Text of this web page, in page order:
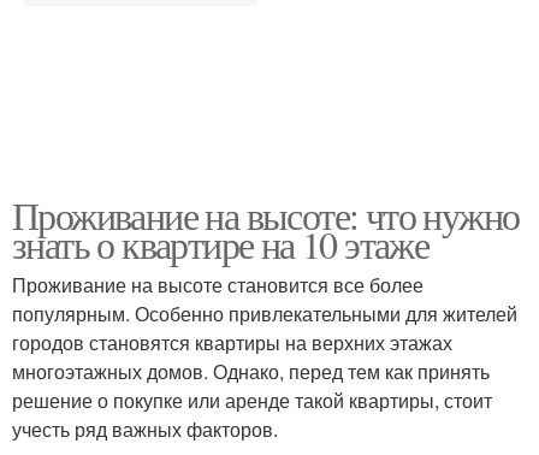
Проживание на высоте: что нужно
знать о квартире на 10 этаже
Проживание на высоте становится все более
популярным. Особенно привлекательными для жителей
городов становятся квартиры на верхних этажах
многоэтажных домов. Однако, перед тем как принять
решение о покупке или аренде такой квартиры, стоит
учесть ряд важных факторов.